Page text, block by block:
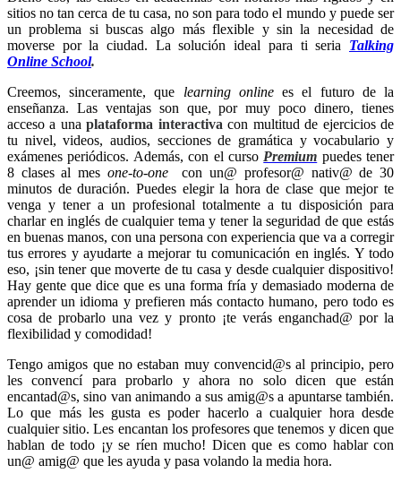
sitios no tan cerca de tu casa, no son para todo el mundo y puede ser
un problema si buscas algo más flexible y sin la necesidad de
moverse por la ciudad. La solución ideal para ti seria Talking
Online School.
Creemos, sinceramente, que learning onlinees el futuro de la
enseñanza. Las ventajas son que, por muy poco dinero, tienes
acceso a unaplataforma interactiva con multitud de ejercicios de
tu nivel, videos, audios, secciones de gramática y vocabulario y
exámenes periódicos. Además, con el curso Premium puedes tener
8 clases al mes one-to-one
con un@ profesor@ nativ@ de 30
minutos de duración. Puedes elegir la hora de clase que mejor te
venga y tener a un profesional totalmente a tu disposición para
charlar en inglés de cualquier tema y tener la seguridad de que estás
en buenas manos, con una persona con experiencia que va a corregir
tus errores y ayudarte a mejorar tu comunicación en inglés. Y todo
eso, ¡sin tener que moverte de tu casa y desde cualquier dispositivo!
Hay gente que dice que es una forma fría y demasiado moderna de
aprender un idioma y prefieren más contacto humano, pero todo es
cosa de probarlo una vez y pronto ¡te verás enganchad@ por la
flexibilidad y comodidad!
Tengo amigos que no estaban muy convencid@s al principio, pero
les convencí para probarlo y ahora no solo dicen que están
encantad@s, sino van animando a sus amig@s a apuntarse también.
Lo que más les gusta es poder hacerlo a cualquier hora desde
cualquier sitio. Les encantan los profesores que tenemos y dicen que
hablan de todo ¡y se ríen mucho! Dicen que es como hablar con
un@ amig@ que les ayuda y pasa volando la media hora.